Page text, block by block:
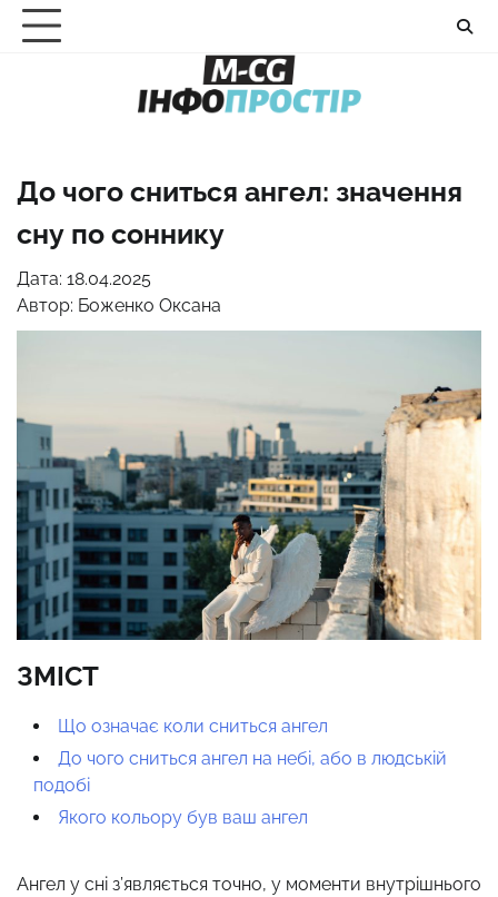
Перейти
До чого сниться ангел: значення
сну по соннику
Дата: 18.04.2025
Автор: Боженко Оксана
ЗМІСТ
Що означає коли сниться ангел
До чого сниться ангел на небі, або в людській
подобі
Якого кольору був ваш ангел
Ангел у сні з’являється точно, у моменти внутрішнього